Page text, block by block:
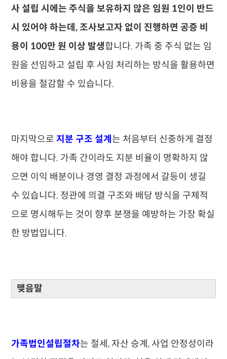
사 설립 시에는 주식을 보유하지 않은 임원 1인이 반드
시 있어야 하는데, 조사보고자 없이 진행하면 공증 비
용이 100만 원 이상 발생합니다. 가족 중 주식 없는 임
원을 선임하고 설립 후 사임 처리하는 방식을 활용하면
비용을 절감할 수 있습니다.
마지막으로지분 구조 설계 는 처음부터 신중하게 결정
해야 합니다. 가족 간이라도 지분 비율이 명확하지 않
으면 이익 배분이나 경영 결정 과정에서 갈등이 생길
수 있습니다. 정관에 의결 구조와 배당 방식을 구체적
으로 명시해두는 것이 향후 분쟁을 예방하는 가장 확실
한 방법입니다.
맺음말
가족법인설립절차는 절세, 자산 승계, 사업 안정성이라